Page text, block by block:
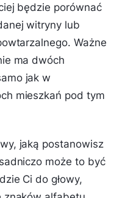
będzie porównać
witryny lub
Ważne
ma dwóch
jak w
mieszkań pod tym
jaką postanowisz
może to być
Ci do głowy,